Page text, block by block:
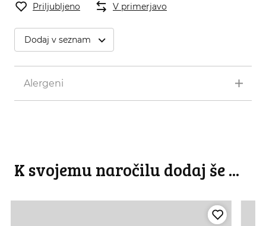
Priljubljeno V primerjavo
Dodaj v seznam
Alergeni
K svojemu naročilu dodaj še ...